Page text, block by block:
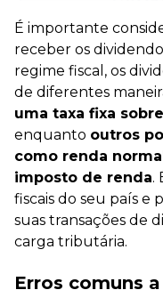
É importante
receber os
regime fiscal, os
de diferentes
uma taxa fixa
enquanto outros
como renda
imposto de renda.
fiscais do seu país e
suas transações de
carga tributária.
Erros comuns